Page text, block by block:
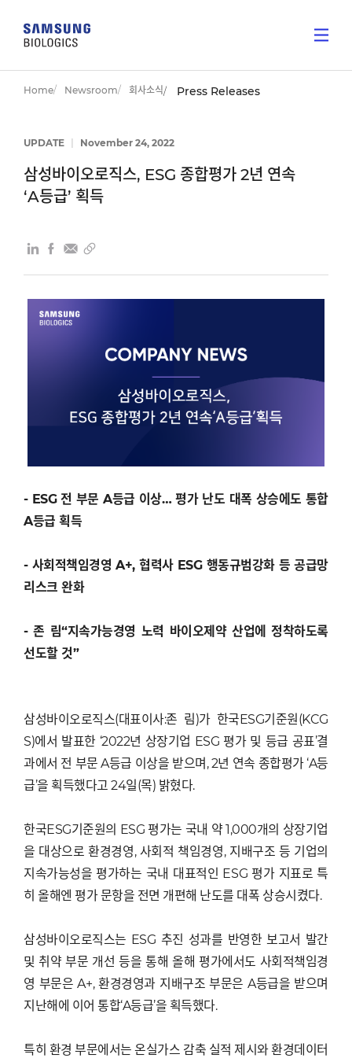
Home Newsroom 회사소식 Press Releases
UPDATE November 24, 2022
삼성바이오로직스, ESG 종합평가 2년 연속
‘A등급’ 획득
- ESG 전 부문 A등급 이상… 평가 난도 대폭 상승에도 통합
A등급 획득
- 사회적책임경영 A+, 협력사 ESG 행동규범강화 등 공급망
리스크 완화
- 존 림“지속가능경영 노력 바이오제약 산업에 정착하도록
선도할 것”
삼성바이오로직스(대표이사:존 림)가 한국ESG기준원(KCG
S)에서 발표한 ‘2022년 상장기업 ESG 평가 및 등급 공표’결
과에서 전 부문 A등급 이상을 받으며, 2년 연속 종합평가 ‘A등
급’을 획득했다고 24일(목) 밝혔다.
한국ESG기준원의 ESG 평가는 국내 약 1,000개의 상장기업
을 대상으로 환경경영, 사회적 책임경영, 지배구조 등 기업의
지속가능성을 평가하는 국내 대표적인 ESG 평가 지표로 특
히 올해엔 평가 문항을 전면 개편해 난도를 대폭 상승시켰다.
삼성바이오로직스는 ESG 추진 성과를 반영한 보고서 발간
및 취약 부문 개선 등을 통해 올해 평가에서도 사회적책임경
영 부문은 A+, 환경경영과 지배구조 부문은 A등급을 받으며
지난해에 이어 통합‘A등급’을 획득했다.
특히 환경 부문에서는 온실가스 감축 실적 제시와 환경데이터